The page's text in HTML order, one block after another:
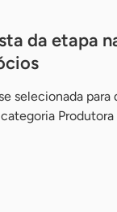
da etapa
selecionada para
Produtora